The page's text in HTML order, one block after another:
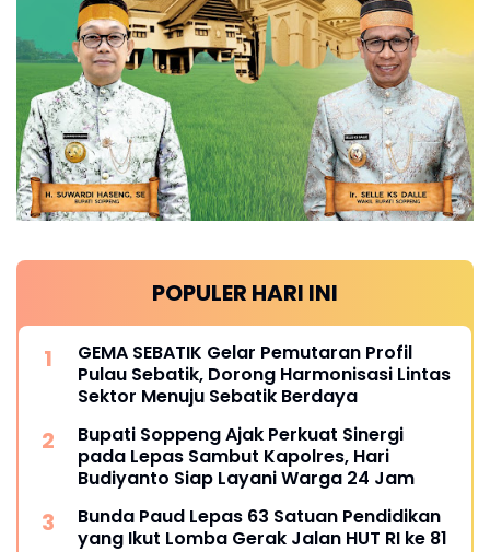
POPULER HARI INI
GEMA SEBATIK Gelar Pemutaran Profil
Pulau Sebatik, Dorong Harmonisasi Lintas
Sektor Menuju Sebatik Berdaya
Bupati Soppeng Ajak Perkuat Sinergi
pada Lepas Sambut Kapolres, Hari
Budiyanto Siap Layani Warga 24 Jam
Bunda Paud Lepas 63 Satuan Pendidikan
yang Ikut Lomba Gerak Jalan HUT RI ke 81